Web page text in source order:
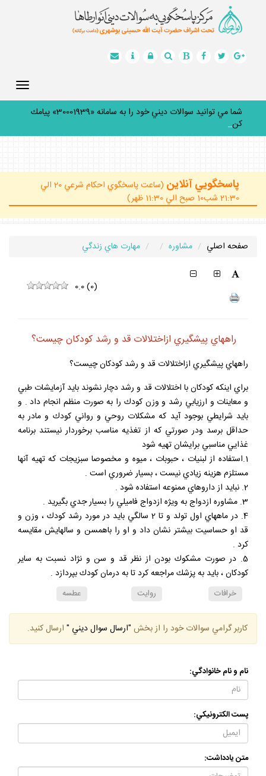
شما مي توانيد سوالات ديني خود را به سامانه «30001939» پيامك
كنيد_
پاسخگويي آنلاين
(ساعت پاسخگوي احكام شرعي 20 الي
21:30 شب10 صبح الي 11:30 ظهر)
صفحه اصلي مشاوره مهارت هاي زندگي
0.0(0)
راههاي پيشگيري ازاختلالات قد و رشد كودكان چيست؟
راههاي پيشگيري ازاختلالات قد و رشد كودكان چيست؟
براي اينكه كودكان با اختلالات قد و رشد دچار نشوند بايد آزمايشات طبي
و معاينات و ارزيابي رشد و وزن كودك را به صورت منظم انجام داد . و
بايد شرايطي بوجود آيد كه مشكلات روحي و رواني كودك و مادر به
حداقل برسد ودر صورتي كه از تغذيه مناسب برخوردار نيستند برنامه
غذايي مناسبي برايشان تهيه شود
1.استفاده از لبنيات ، حبوبات ، ميوه و مخصوصا سبزيجات كه تهيه آنها
مستلزم هزينه زيادي نيست ، بسيار ضروري است .
2. نبايد از داروهاي ممنوعه استفاده شود .
3. مشاوره ازدواج به ويژه ازدواج فاميلي را بسيار جدي بگيريد .
4. در ماههاي اول تولد و تا 2 سالگي بايد در مورد رشد كودك ، وزن و
قد او حساسيت بيشتر نشان داد و او را باهمسن و سالهايش مقايسه
كرد .
5. در صورت مشكوك بودن از نظر قد و سن و نژاد نسبت به ساير
كودكان ، بايد به پزشك مراجعه كرد تا به درمان كودك بپردازد .
خرافات روايت عطسه
كاربر گرامي سوالات خود را از بخش "ارسال سوال ديني " ارسال كنيد.
نام و نام خانوادگي:
پست الكترونيكي:
متن يادداشت: